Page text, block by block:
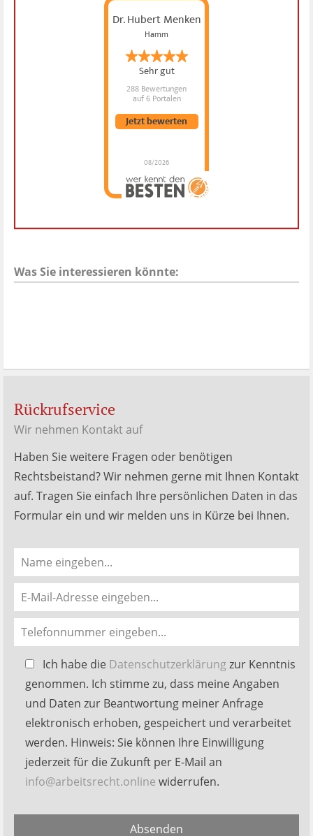
Dr. Hubert Menken
Hamm
Sehr gut
288 Bewertungen
auf 6 Portalen
08/2026
Jetzt bewerten
Dr. Hubert Menken
hat4.88 von5
MenkenBewertungen
Was Sie interessieren könnte:
Rückrufservice
Wir nehmen Kontakt auf
Haben Sie weitere Fragen oder benötigen
Rechtsbeistand? Wir nehmen gerne mit Ihnen Kontakt
auf. Tragen Sie einfach Ihre persönlichen Daten in das
Formular ein und wir melden uns in Kürze bei Ihnen.
Bitte
lasse
dieses
Feld
leer.
Ich habe die Datenschutzerklärungzur Kenntnis
genommen. Ich stimme zu, dass meine Angaben
und Daten zur Beantwortung meiner Anfrage
elektronisch erhoben, gespeichert und verarbeitet
werden. Hinweis: Sie können Ihre Einwilligung
jederzeit für die Zukunft per E-Mail an
info@arbeitsrecht.online widerrufen.
Absenden